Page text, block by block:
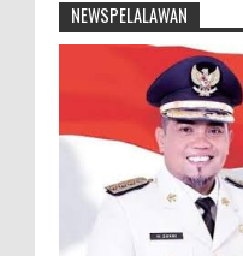
NEWSPELALAWAN